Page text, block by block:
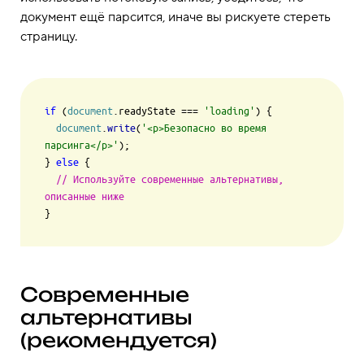
документ ещё парсится, иначе вы рискуете стереть
страницу.
if (document readyState === 'loading' ) {
document write( '<p>Безопасно во время
парсинга</p>' );
} else {
// Используйте современные альтернативы,
описанные ниже
Современные
альтернативы
(рекомендуется)